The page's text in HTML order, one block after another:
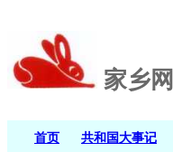
家乡网
首页 共和国大事记